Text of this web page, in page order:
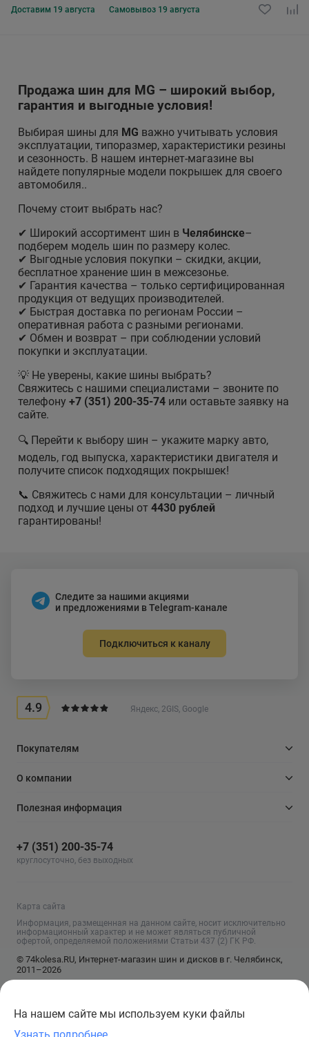
Доставим 19 августа Самовывоз 19 августа
Продажа шин для MG – широкий выбор,
гарантия и выгодные условия!
Выбирая шины для MG важно учитывать условия
эксплуатации, типоразмер, характеристики резины
и сезонность. В нашем интернет-магазине вы
найдете популярные модели покрышек для своего
автомобиля..
Почему стоит выбрать нас?
✔ Широкий ассортимент шин в Челябинске–
подберем модель шин по размеру колес.
✔ Выгодные условия покупки – скидки, акции,
бесплатное хранение шин в межсезонье.
✔ Гарантия качества – только сертифицированная
продукция от ведущих производителей.
✔ Быстрая доставка по регионам России –
оперативная работа с разными регионами.
✔ Обмен и возврат – при соблюдении условий
покупки и эксплуатации.
💡 Не уверены, какие шины выбрать?
Свяжитесь с нашими специалистами – звоните по
телефону +7 (351) 200-35-74 или оставьте заявку на
сайте.
🔍 Перейти к выбору шин – укажите марку авто,
модель, год выпуска, характеристики двигателя и
получите список подходящих покрышек!
📞 Свяжитесь с нами для консультации – личный
подход и лучшие цены от 4430 рублей
гарантированы!
Следите за нашими акциями
и предложениями в Telegram-канале
Подключиться к каналу
4.9 Яндекс, 2GIS, Google
Покупателям
О компании
Полезная информация
+7 (351) 200-35-74
круглосуточно, без выходных
Карта сайта
Информация, размещенная на данном сайте, носит исключительно
информационный характер и не может являться публичной
офертой, определяемой положениями Статьи 437 (2) ГК РФ.
© 74kolesa.RU, Интернет-магазин шин и дисков в г. Челябинск,
2011–2026
На нашем сайте мы используем куки файлы